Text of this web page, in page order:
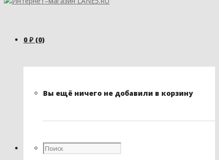
0 ₽(0)
Вы ещё ничего не добавили в корзину